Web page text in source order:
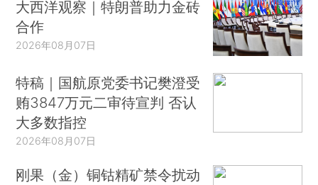
大西洋观察｜特朗普助力金砖
合作
2026年08月07日
特稿｜国航原党委书记樊澄受
贿3847万元二审待宣判 否认
大多数指控
2026年08月07日
刚果（金）铜钴精矿禁令扰动